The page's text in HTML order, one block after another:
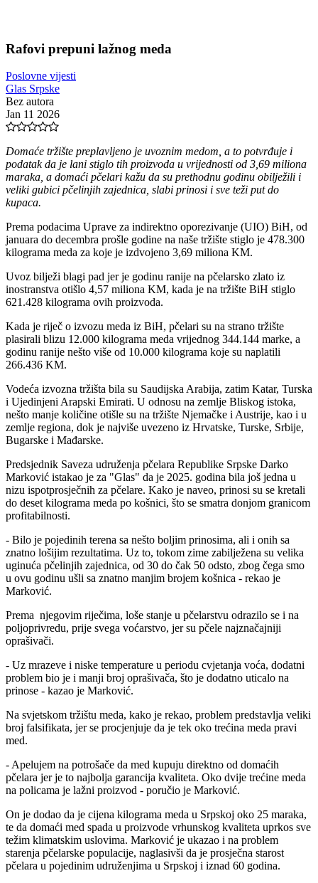
Rafovi prepuni lažnog meda
Poslovne vijesti
Glas Srpske
Bez autora
Jan 11 2026
Domaće tržište preplavljeno je uvoznim medom, a to potvrđuje i
podatak da je lani stiglo tih proizvoda u vrijednosti od 3,69 miliona
maraka, a domaći pčelari kažu da su prethodnu godinu obilježili i
veliki gubici pčelinjih zajednica, slabi prinosi i sve teži put do
kupaca.
Prema podacima Uprave za indirektno oporezivanje (UIO) BiH, od
januara do decembra prošle godine na naše tržište stiglo je 478.300
kilograma meda za koje je izdvojeno 3,69 miliona KM.
Uvoz bilježi blagi pad jer je godinu ranije na pčelarsko zlato iz
inostranstva otišlo 4,57 miliona KM, kada je na tržište BiH stiglo
621.428 kilograma ovih proizvoda.
Kada je riječ o izvozu meda iz BiH, pčelari su na strano tržište
plasirali blizu 12.000 kilograma meda vrijednog 344.144 marke, a
godinu ranije nešto više od 10.000 kilograma koje su naplatili
266.436 KM.
Vodeća izvozna tržišta bila su Saudijska Arabija, zatim Katar, Turska
i Ujedinjeni Arapski Emirati. U odnosu na zemlje Bliskog istoka,
nešto manje količine otišle su na tržište Njemačke i Austrije, kao i u
zemlje regiona, dok je najviše uvezeno iz Hrvatske, Turske, Srbije,
Bugarske i Mađarske.
Predsjednik Saveza udruženja pčelara Republike Srpske Darko
Marković istakao je za "Glas" da je 2025. godina bila još jedna u
nizu ispotprosječnih za pčelare. Kako je naveo, prinosi su se kretali
do deset kilograma meda po košnici, što se smatra donjom granicom
profitabilnosti.
- Bilo je pojedinih terena sa nešto boljim prinosima, ali i onih sa
znatno lošijim rezultatima. Uz to, tokom zime zabilježena su velika
uginuća pčelinjih zajednica, od 30 do čak 50 odsto, zbog čega smo
u ovu godinu ušli sa znatno manjim brojem košnica - rekao je
Marković.
Prema njegovim riječima, loše stanje u pčelarstvu odrazilo se i na
poljoprivredu, prije svega voćarstvo, jer su pčele najznačajniji
oprašivači.
- Uz mrazeve i niske temperature u periodu cvjetanja voća, dodatni
problem bio je i manji broj oprašivača, što je dodatno uticalo na
prinose - kazao je Marković.
Na svjetskom tržištu meda, kako je rekao, problem predstavlja veliki
broj falsifikata, jer se procjenjuje da je tek oko trećina meda pravi
med.
- Apelujem na potrošače da med kupuju direktno od domaćih
pčelara jer je to najbolja garancija kvaliteta. Oko dvije trećine meda
na policama je lažni proizvod - poručio je Marković.
On je dodao da je cijena kilograma meda u Srpskoj oko 25 maraka,
te da domaći med spada u proizvode vrhunskog kvaliteta uprkos sve
težim klimatskim uslovima. Marković je ukazao i na problem
starenja pčelarske populacije, naglasivši da je prosječna starost
pčelara u pojedinim udruženjima u Srpskoj i iznad 60 godina.